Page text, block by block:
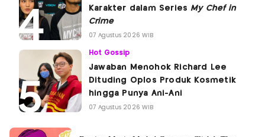
Karakter dalam Series My Chef in
Crime
07 Agustus 2026 WIB
Hot Gossip
Jawaban Menohok Richard Lee
Dituding Oplos Produk Kosmetik
hingga Punya Ani-Ani
07 Agustus 2026 WIB